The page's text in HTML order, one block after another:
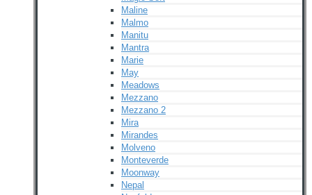
Maline
Malmo
Manitu
Mantra
Marie
May
Meadows
Mezzano
Mezzano 2
Mira
Mirandes
Molveno
Monteverde
Moonway
Nepal